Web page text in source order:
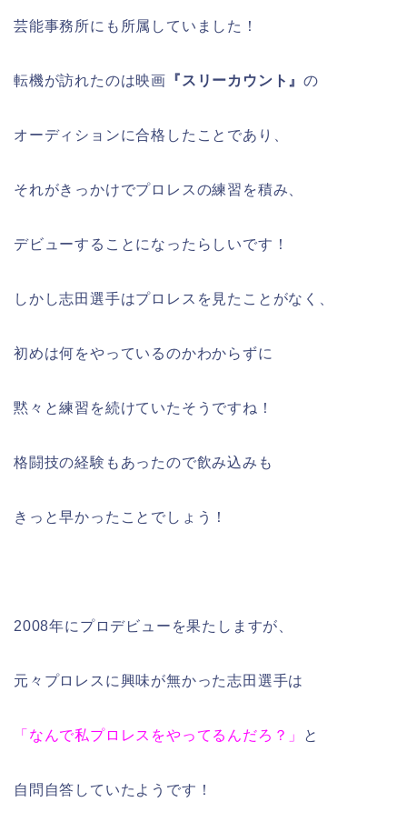
芸能事務所にも所属していました！
転機が訪れたのは映画 『スリーカウント』の
オーディションに合格したことであり、
それがきっかけでプロレスの練習を積み、
デビューすることになったらしいです！
しかし志田選手はプロレスを見たことがなく、
初めは何をやっているのかわからずに
黙々と練習を続けていたそうですね！
格闘技の経験もあったので飲み込みも
きっと早かったことでしょう！
2008年にプロデビューを果たしますが、
元々プロレスに興味が無かった志田選手は
「なんで私プロレスをやってるんだろ？」 と
自問自答していたようです！